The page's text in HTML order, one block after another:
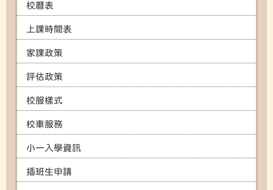
校曆表
上課時間表
家課政策
評估政策
校服樣式
校車服務
小一入學資訊
插班生申請